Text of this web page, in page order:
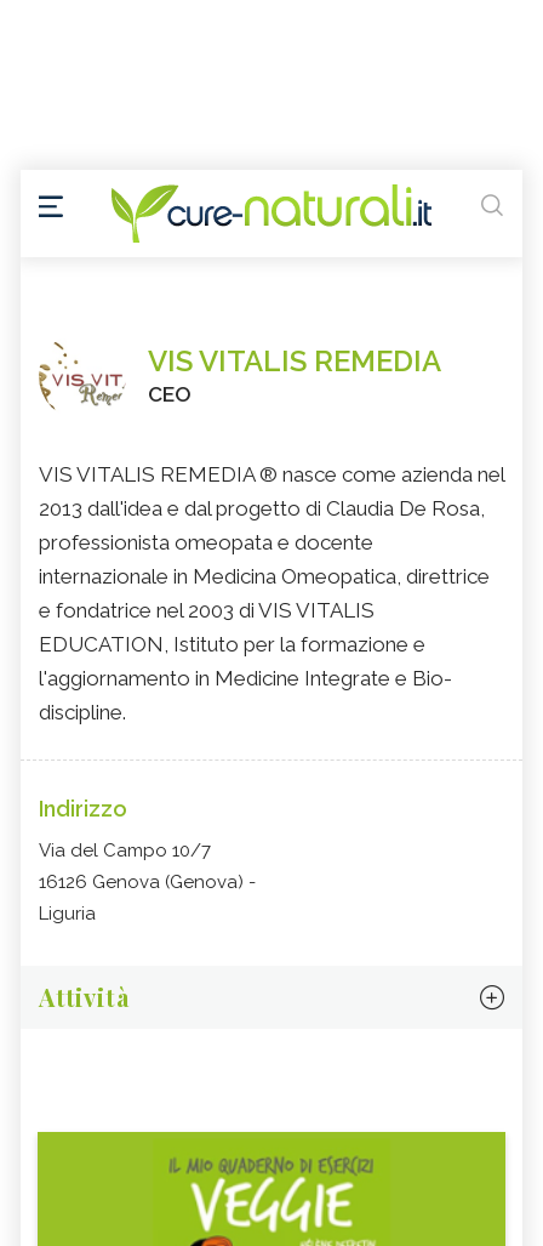
VIS VITALIS REMEDIA
CEO
VIS VITALIS REMEDIA ® nasce come azienda nel
2013 dall'idea e dal progetto di Claudia De Rosa,
professionista omeopata e docente
internazionale in Medicina Omeopatica, direttrice
e fondatrice nel 2003 di VIS VITALIS
EDUCATION, Istituto per la formazione e
l'aggiornamento in Medicine Integrate e Bio-
discipline.
Indirizzo
Via del Campo 10/7
16126 Genova (Genova) -
Liguria
Attività